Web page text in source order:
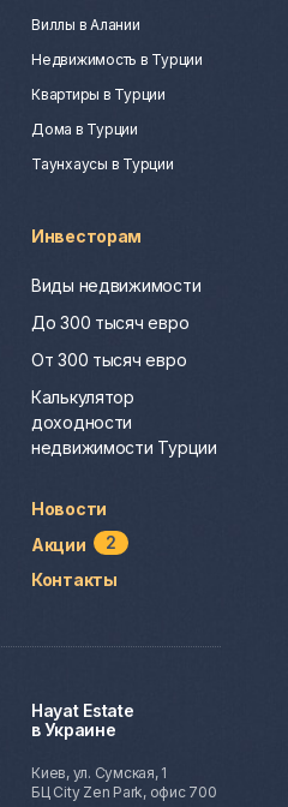
Виллы в Алании
Недвижимость в Турции
Квартиры в Турции
Дома в Турции
Таунхаусы в Турции
Инвесторам
Виды недвижимости
До 300 тысяч евро
От 300 тысяч евро
Калькулятор
доходности
недвижимости Турции
Новости
Акции
2
Контакты
Hayat Estate
в Украине
Киев, ул. Сумская, 1
БЦ City Zen Park, офис 700